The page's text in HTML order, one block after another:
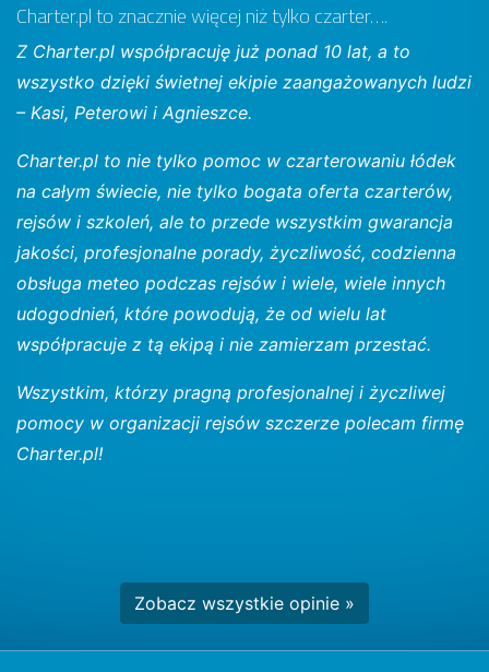
Charter.pl to znacznie więcej niż tylko czarter….
Z Charter.pl współpracuję już ponad 10 lat, a to
wszystko dzięki świetnej ekipie zaangażowanych ludzi
– Kasi, Peterowi i Agnieszce.
Charter.pl to nie tylko pomoc w czarterowaniu łódek
na całym świecie, nie tylko bogata oferta czarterów,
rejsów i szkoleń, ale to przede wszystkim gwarancja
jakości, profesjonalne porady, życzliwość, codzienna
obsługa meteo podczas rejsów i wiele, wiele innych
udogodnień, które powodują, że od wielu lat
współpracuje z tą ekipą i nie zamierzam przestać.
Wszystkim, którzy pragną profesjonalnej i życzliwej
pomocy w organizacji rejsów szczerze polecam firmę
Charter.pl!
Zobacz wszystkie opinie »